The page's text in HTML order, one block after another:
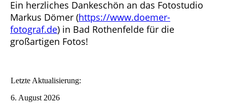
Ein herzliches Dankeschön an das Fotostudio
Markus Dömer (https://www.doemer-
fotograf.de) in Bad Rothenfelde für die
großartigen Fotos!
Letzte Aktualisierung:
6. August 2026